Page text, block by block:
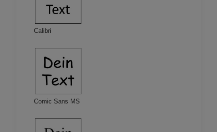
Calibri
Comic Sans MS